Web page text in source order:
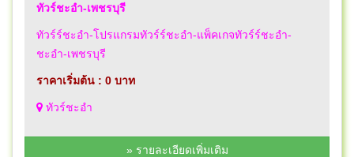
ทัวร์ชะอำ-เพชรบุรี
ทัวร์ร์ชะอำ-โปรแกรมทัวร์ร์ชะอำ-แพ็คเกจทัวร์ร์ชะอำ-
ชะอำ-เพชรบุรี
ราคาเริ่มต้น : 0 บาท
ทัวร์ชะอำ
» รายละเอียดเพิ่มเติม